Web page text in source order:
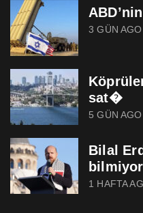
3 GÜN AGO
sat�
5 GÜN AGO
Bilal
1 HAFTA